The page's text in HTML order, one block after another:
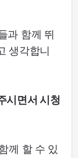
과 함께 뛰
생각합니
시면서 시청
께 할 수 있